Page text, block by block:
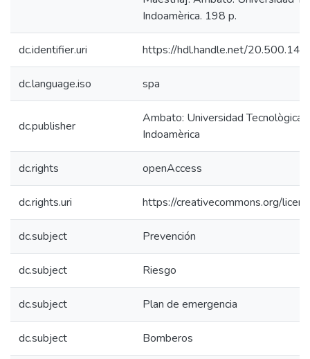
Indoamèrica. 198 p.
dc.identifier.uri https://hdl.handle.net/
dc.language.iso spa
dc.publisher
Ambato: Universidad Tecnològica
Indoamèrica
dc.rights openAccess
dc.rights.uri https://creativecommons.org/
dc.subject Prevención
dc.subject Riesgo
dc.subject Plan de emergencia
dc.subject Bomberos